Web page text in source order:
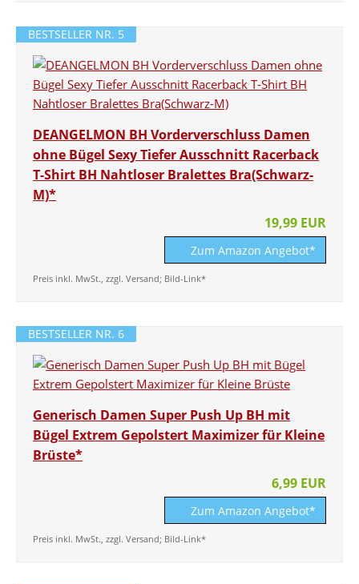
BESTSELLER NR. 5
DEANGELMON BH Vorderverschluss Damen
ohne Bügel Sexy Tiefer Ausschnitt Racerback
T-Shirt BH Nahtloser Bralettes Bra(Schwarz-
M)*
19,99 EUR
Zum Amazon Angebot*
Preis inkl. MwSt., zzgl. Versand; Bild-Link*
BESTSELLER NR. 6
Generisch Damen Super Push Up BH mit
Bügel Extrem Gepolstert Maximizer für Kleine
Brüste*
6,99 EUR
Zum Amazon Angebot*
Preis inkl. MwSt., zzgl. Versand; Bild-Link*